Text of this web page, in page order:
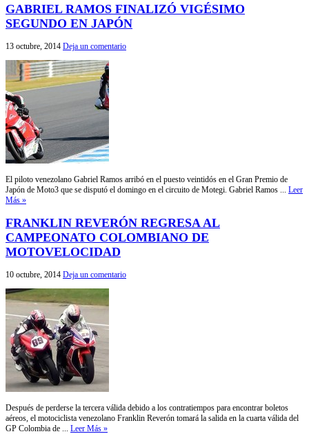
GABRIEL RAMOS FINALIZÓ VIGÉSIMO
SEGUNDO EN JAPÓN
13 octubre, 2014 Deja un comentario
El piloto venezolano Gabriel Ramos arribó en el puesto veintidós en el Gran Premio de
Japón de Moto3 que se disputó el domingo en el circuito de Motegi. Gabriel Ramos ... Leer
Más »
FRANKLIN REVERÓN REGRESA AL
CAMPEONATO COLOMBIANO DE
MOTOVELOCIDAD
10 octubre, 2014 Deja un comentario
Después de perderse la tercera válida debido a los contratiempos para encontrar boletos
aéreos, el motociclista venezolano Franklin Reverón tomará la salida en la cuarta válida del
GP Colombia de ... Leer Más »